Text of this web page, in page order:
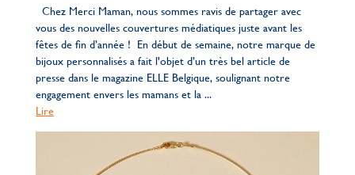
Chez Merci Maman, nous sommes ravis de partager avec
vous des nouvelles couvertures médiatiques juste avant les
fêtes de fin d’année ! En début de semaine, notre marque de
bijoux personnalisés a fait l'objet d’un très bel article de
presse dans le magazine ELLE Belgique, soulignant notre
engagement envers les mamans et la ...
Lire